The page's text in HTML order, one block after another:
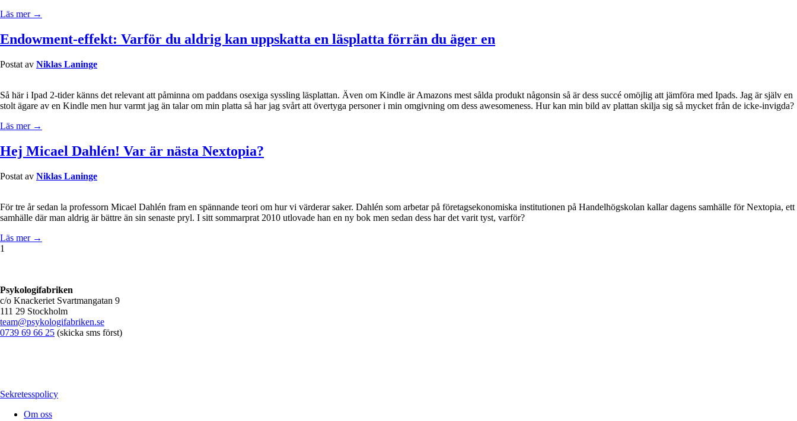
Läs mer →
Endowment-effekt: Varför du aldrig kan uppskatta en läsplatta förrän du äger en
Postat av Niklas Laninge
Så här i Ipad 2-tider känns det relevant att påminna om paddans osexiga syssling läsplattan. Även om Kindle är Amazons mest sålda produkt någonsin så är dess succé omöjlig att jämföra med Ipads. Jag är själv en
stolt ägare av en Kindle men hur varmt jag än talar om min platta så har jag svårt att övertyga personer i min omgivning om dess awesomeness. Hur kan min bild av plattan skilja sig så mycket från de icke-invigda?
Läs mer →
Hej Micael Dahlén! Var är nästa Nextopia?
Postat av Niklas Laninge
För tre år sedan la professorn Micael Dahlén fram en spännande teori om hur vi värderar saker. Dahlén som arbetar på företagsekonomiska institutionen på Handelhögskolan kallar dagens samhälle för Nextopia, ett
samhälle där man aldrig är bättre än sin senaste pryl. I sitt sommarprat 2010 utlovade han en ny bok men sedan dess har det varit tyst, varför?
Läs mer →
1
Psykologifabriken
c/o Knackeriet Svartmangatan 9
111 29 Stockholm
team@psykologifabriken.se
0739 69 66 25 (skicka sms först)
Sekretesspolicy
Om oss